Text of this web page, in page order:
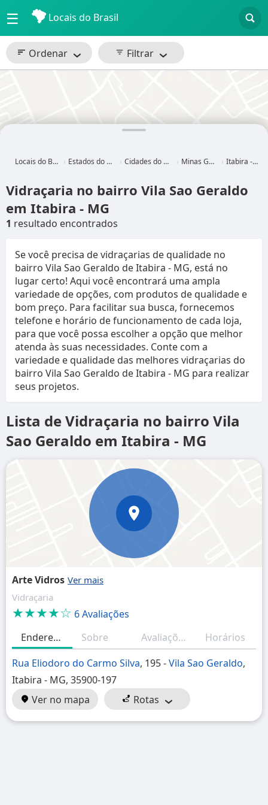
☰ Locais do Brasil
Ordenar Filtrar
Locais do Brasil Estados do Brasil Cidades do Brasil Minas Gerais Itabira - MG
Vidraçaria no bairro Vila Sao Geraldo
em Itabira - MG
1 resultado encontrados
Se você precisa de vidraçarias de qualidade no
bairro Vila Sao Geraldo de Itabira - MG, está no
lugar certo! Aqui você encontrará uma ampla
variedade de opções, com produtos de qualidade e
bom preço. Para facilitar sua busca, fornecemos
telefone e horário de funcionamento de cada loja,
para que você possa escolher a opção que melhor
atenda às suas necessidades. Conte com a
variedade e qualidade das melhores vidraçarias do
bairro Vila Sao Geraldo de Itabira - MG para realizar
seus projetos.
Lista de Vidraçaria no bairro Vila
Sao Geraldo em Itabira - MG
Arte Vidros
Vidraçaria
★★★★☆ 6 Avaliações
Endereço
Sobre Avaliações
Horários
Rua Eliodoro do Carmo Silva, 195 -Vila Sao Geraldo,
Itabira - MG, 35900-197
Ver no mapa
Rotas